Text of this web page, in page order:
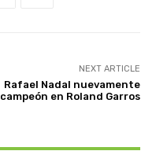
NEXT ARTICLE
Rafael Nadal nuevamente
campeón en Roland Garros